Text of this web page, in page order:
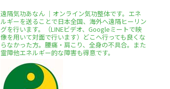
遠隔気功あなん ｜オンライン気功整体です。エネ
ルギーを送ることで日本全国、海外へ遠隔ヒーリン
グを行います。（LINEビデオ、Googleミートで映
像を用いて対面で行います）どこへ行っても良くな
らなかった方。腰痛・肩こり、全身の不具合。また
霊障他エネルギー的な障害も得意です。